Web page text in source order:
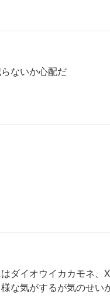
ないか心配だ
ダイオウイカカモネ、
な気がするが気のせい